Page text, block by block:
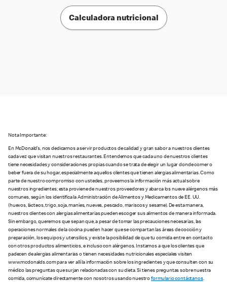
Calculadora nutricional
Nota Importante:
En McDonald’s, nos dedicamos a servir productos de calidad y gran sabor a nuestros clientes
cada vez que visitan nuestros restaurantes. Entendemos que cada uno de nuestros clientes
tiene necesidades y consideraciones propias cuando se trata de elegir un lugar donde comer o
beber fuera de su hogar, especialmente aquellos clientes que tienen alergias alimentarias. Como
parte de nuestro compromiso con ustedes, proveemos la información más actual sobre
nuestros ingredientes; esta proviene de nuestros proveedores y abarca los nueve alérgenos más
comunes, según los identifica la Administración de Alimentos y Medicamentos de EE. UU.
(huevos, lácteos, trigo, soja, maníes, nueves, pescado, mariscos y sesame). De esta manera,
nuestros clientes con alergias alimentarias pueden escoger sus alimentos de manera informada.
Sin embargo, queremos que sepan que, a pesar de tomar las precauciones necesarias, las
operaciones normales de la cocina pueden hacer que se compartan las áreas de cocción y
preparación, los equipos y utensilios, y existe la posibilidad de que tu comida entre en contacto
con otros productos alimenticios, e incluso con alérgenos. Instamos a que los clientes que
padecen de alergias alimentarias o tienen necesidades nutricionales especiales visiten
www.mcdonalds.com para ver allí la información sobre los ingredientes y que consulten con su
médico las preguntas que surjan relacionadas con su dieta. Si tienes preguntas sobre nuestra
comida, comunícate directamente con nosotros usando nuestroformulario contáctanos.